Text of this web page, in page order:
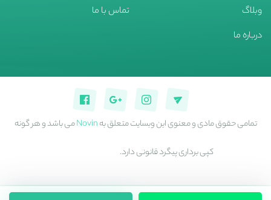
وبلاگ
درباره ما
تماس با ما
تمامی حقوق مادی و معنوی این وبسایت متعلق بهNovinمی باشد و هر گونه
کپی برداری پیگرد قانونی دارد.